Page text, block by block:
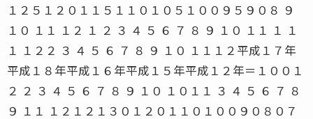
１２５１２０１１５１１０１０５１００９５９０８ ９
１０ １１ １２ １ ２ ３ ４ ５ ６ ７ ８ ９ １０ １１ １ １
１ １２２ ３ ４ ５ ６ ７ ８ ９ １０ １１１２平成１７年
平成１８年平成１６年平成１５年平成１２年＝１００１
２ ２ ３ ４ ５ ６ ７ ８ ９ １０ １０１１ ３ ４ ５ ６ ７ ８
９ １１ １２１２１３０１２０１１０１００９０８０７